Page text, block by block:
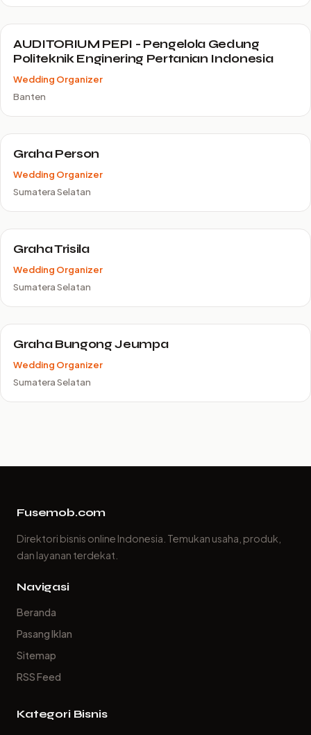
AUDITORIUM PEPI - Pengelola Gedung
Politeknik Enginering Pertanian Indonesia
Wedding Organizer
Banten
Graha Person
Wedding Organizer
Sumatera Selatan
Graha Trisila
Wedding Organizer
Sumatera Selatan
Graha Bungong Jeumpa
Wedding Organizer
Sumatera Selatan
Fusemob.com
Direktori bisnis online Indonesia. Temukan usaha, produk,
dan layanan terdekat.
Navigasi
Beranda
Pasang Iklan
Sitemap
RSS Feed
Kategori Bisnis